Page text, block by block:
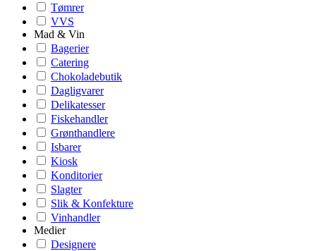
Tømrer
VVS
Mad & Vin
Bagerier
Catering
Chokoladebutik
Dagligvarer
Delikatesser
Fiskehandler
Grønthandlere
Isbarer
Kiosk
Konditorier
Slagter
Slik & Konfekture
Vinhandler
Medier
Designere